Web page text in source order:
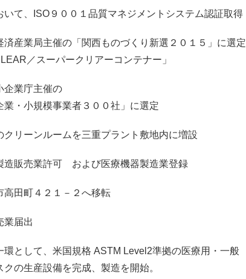
いて、ISO９００１品質マネジメントシステム認証取得
済産業局主催の「関西ものづくり新選２０１５」に選定
／スーパークリアーコンテナー」
企業庁主催の
業・小規模事業者３００社」に選定
クリーンルームを三重プラント敷地内に増設
造販売業許可 および医療機器製造業登録
高田町４２１－２へ移転
業届出
環として、米国規格 ASTM Level2準拠の医療用・一般
の生産設備を完成、製造を開始。